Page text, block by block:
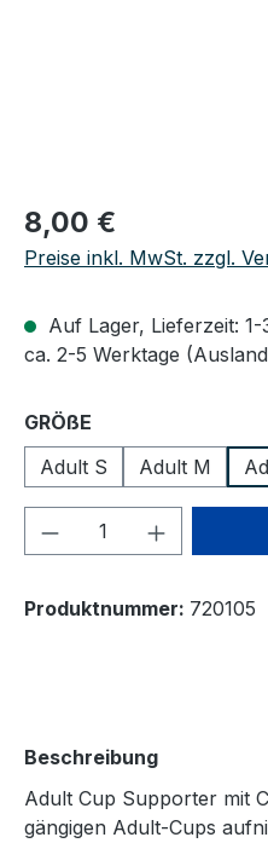
Regulärer Preis:
8,00 €
Preise inkl. MwSt. zzgl.
Auf Lager, Lieferzeit:
ca. 2-5 Werktage
GRÖßE
Adult S
Adult M
Produkt Anzahl:
Produktnummer: 720105
Beschreibung
Adult Cup Supporter mit
gängigen Adult-Cups